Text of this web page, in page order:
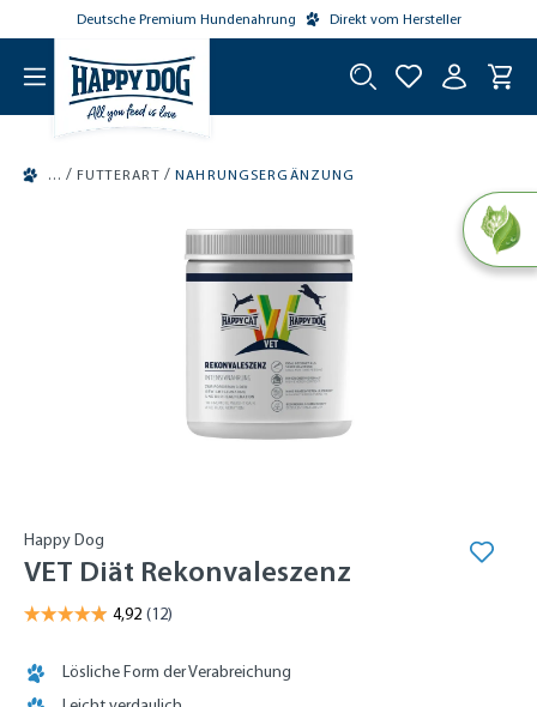
springen
Deutsche Premium Hundenahrung Direkt vom Hersteller
/ FUTTERART / NAHRUNGSERGÄNZUNG
Happy Dog
VET Diät Rekonvaleszenz
Lösliche Form der Verabreichung